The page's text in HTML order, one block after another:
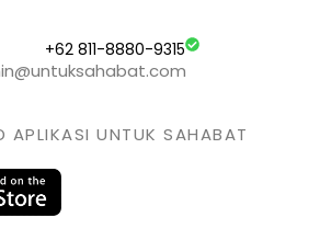
+62 811-8880-9315
APLIKASI UNTUK SAHABAT